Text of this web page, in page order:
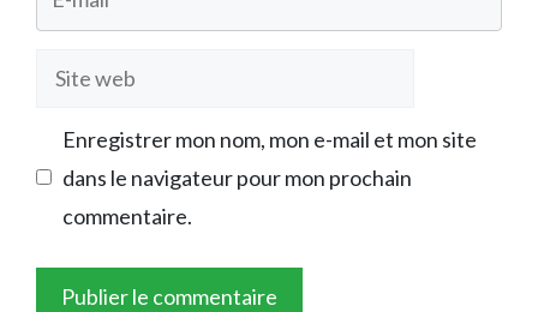
mail
Site
Enregistrer mon nom, mon e-mail et mon site
dans le navigateur pour mon prochain
commentaire.